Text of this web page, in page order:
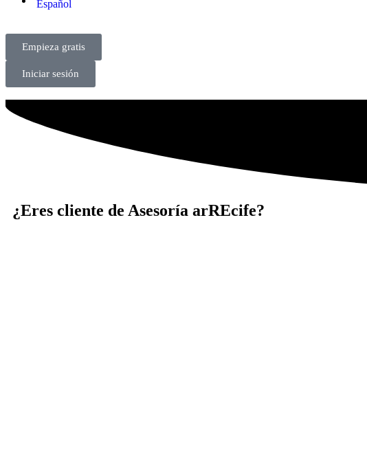
Español
Empieza gratis
Iniciar sesión
¿Eres cliente de Asesoría arREcife?